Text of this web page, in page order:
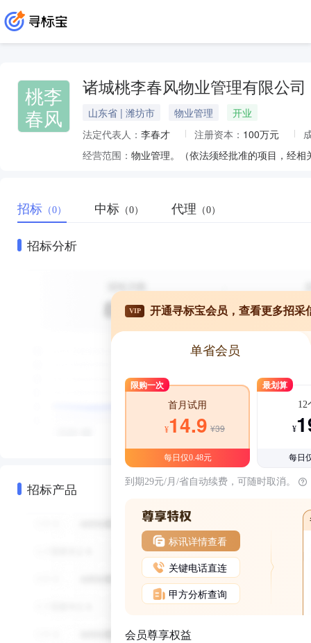
桃李
春风
诸城桃李春风物业管理有限公司
山东省 | 潍坊市 物业管理
开业
法定代表人： 李春才 注册资本： 100万元
经营范围： 物业管理。（依法须经批准的项目，经
招标 （0） 中标 （0） 代理 （0）
招标分析
招标产品
VIP 开通寻标宝会员，查看更多招采
单省会员
限购一次
首月试用
¥14.9 ¥39
每日仅0.48元
最划算
12
¥
每日
到期29元/月/省自动续费，可随时取消。
标讯详情查看
关键电话直连
甲方分析查询
会员尊享权益